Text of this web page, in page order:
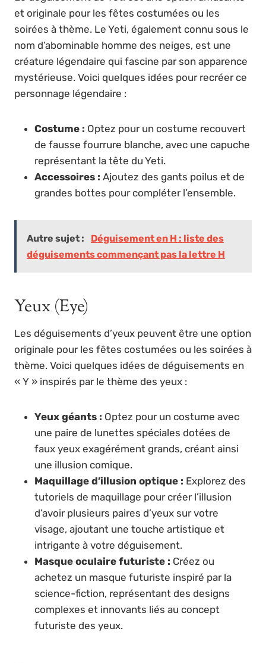
et originale pour les fêtes costumées ou les
soirées à thème. Le Yeti, également connu sous le
nom d’abominable homme des neiges, est une
créature légendaire qui fascine par son apparence
mystérieuse. Voici quelques idées pour recréer ce
personnage légendaire :
Costume : Optez pour un costume recouvert
de fausse fourrure blanche, avec une capuche
représentant la tête du Yeti.
Accessoires : Ajoutez des gants poilus et de
grandes bottes pour compléter l’ensemble.
Autre sujet :
Déguisement en H : liste des
déguisements commençant pas la lettre H
Yeux (Eye)
Les déguisements d’yeux peuvent être une option
originale pour les fêtes costumées ou les soirées à
thème. Voici quelques idées de déguisements en
« Y » inspirés par le thème des yeux :
Yeux géants : Optez pour un costume avec
une paire de lunettes spéciales dotées de
faux yeux exagérément grands, créant ainsi
une illusion comique.
Maquillage d’illusion optique : Explorez des
tutoriels de maquillage pour créer l’illusion
d’avoir plusieurs paires d’yeux sur votre
visage, ajoutant une touche artistique et
intrigante à votre déguisement.
Masque oculaire futuriste : Créez ou
achetez un masque futuriste inspiré par la
science-fiction, représentant des designs
complexes et innovants liés au concept
futuriste des yeux.